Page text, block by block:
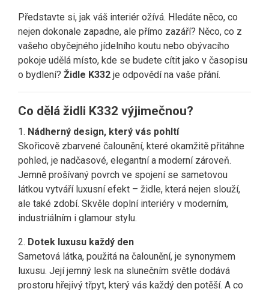
Představte si, jak váš interiér ožívá. Hledáte něco, co
nejen dokonale zapadne, ale přímo zazáří? Něco, co z
vašeho obyčejného jídelního koutu nebo obývacího
pokoje udělá místo, kde se budete cítit jako v časopisu
o bydlení? Židle K332 je odpovědí na vaše přání.
Co dělá židli K332 výjimečnou?
1. Nádherný design, který vás pohltí
Skořicově zbarvené čalounění, které okamžitě přitáhne
pohled, je nadčasové, elegantní a moderní zároveň.
Jemně prošívaný povrch ve spojení se sametovou
látkou vytváří luxusní efekt – židle, která nejen slouží,
ale také zdobí. Skvěle doplní interiéry v moderním,
industriálním i glamour stylu.
2. Dotek luxusu každý den
Sametová látka, použitá na čalounění, je synonymem
luxusu. Její jemný lesk na slunečním světle dodává
prostoru hřejivý třpyt, který vás každý den potěší. A co